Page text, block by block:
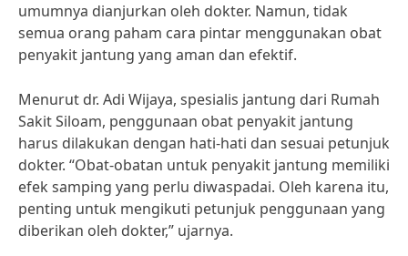
umumnya dianjurkan oleh dokter. Namun, tidak
semua orang paham cara pintar menggunakan obat
penyakit jantung yang aman dan efektif.
Menurut dr. Adi Wijaya, spesialis jantung dari Rumah
Sakit Siloam, penggunaan obat penyakit jantung
harus dilakukan dengan hati-hati dan sesuai petunjuk
dokter. “Obat-obatan untuk penyakit jantung memiliki
efek samping yang perlu diwaspadai. Oleh karena itu,
penting untuk mengikuti petunjuk penggunaan yang
diberikan oleh dokter,” ujarnya.